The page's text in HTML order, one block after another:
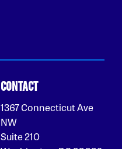
CONTACT
1367 Connecticut Ave
NW
Suite 210